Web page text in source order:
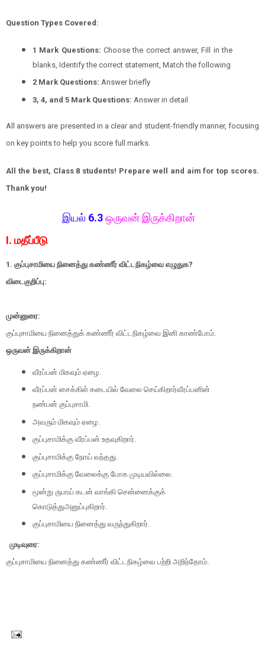
Question Types Covered:
1 Mark Questions: Choose the correct answer, Fill in the
blanks, Identify the correct statement, Match the following
2 Mark Questions: Answer briefly
3, 4, and 5 Mark Questions: Answer in detail
All answers are presented in a clear and student-friendly manner, focusing
on key points to help you score full marks.
All the best, Class 8 students! Prepare well and aim for top scores.
Thank you!
இயல் 6.3ஒருவன் இருக்கிறான்
I. மதீப்பீடு
1. குப்புசாமியை நினைத்து கண்ணீர் விட்டநிகழ்வை எழுதுக?
விடைகுறிப்பு:
முன்னுரை:
குப்புசாமியை நினைத்துக் கண்ணீர் விட்டநிகழ்வை இனி காண்போம்.
ஒருவன் இருக்கிறான்
வீரப்பன் மிகவும் ஏழை.
வீரப்பன் சைக்கிள் கடையில் வேலை செய்கிறார்வீரப்பனின்
நண்பன் குப்புசாமி.
அவரும் மிகவும் ஏழை.
குப்புசாமிக்கு வீரப்பன் உதவுகிறார்.
குப்புசாமிக்கு நோய் வந்தது.
குப்புசாமிக்கு வேலைக்கு போக முடியவில்லை.
மூன்று ருபாய் கடன் வாங்கி சென்னைக்குக்
கொடுத்துஅனுப்புகிறார்.
குப்புசாமியை நினைத்து வருந்துகிறார்.
முடிவுரை:
குப்புசாமியை நினைத்து கண்ணீர் விட்டநிகழ்வை பற்றி அறிந்தோம்.